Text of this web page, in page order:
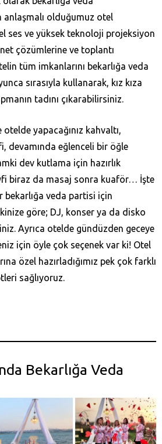
olduğumuz otel
ses ve yüksek teknoloji projeksiyon
çözümlerine ve toplantı
tüm imkanlarını bekarlığa veda
sırasıyla kullanarak, kız kıza
tadını çıkarabilirsiniz.
yapacağınız kahvaltı,
devamında eğlenceli bir öğle
dev kutlama için hazırlık
biraz da masaj sonra kuaför… İşte
bekarlığa veda partisi için
göre; DJ, konser ya da disko
Ayrıca otelde gündüzden geceye
için öyle çok seçenek var ki! Otel
özel hazırladığımız pek çok farklı
sağlıyoruz.
Bekarlığa Veda